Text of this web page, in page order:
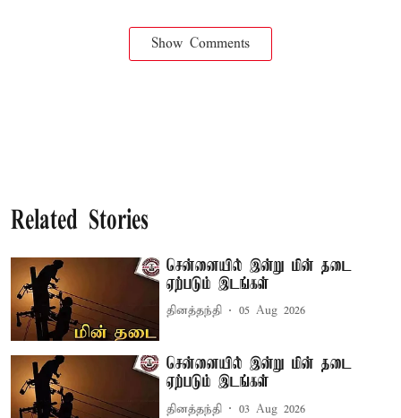
Show Comments
Related Stories
சென்னையில் இன்று மின் தடை
ஏற்படும் இடங்கள்
தினத்தந்தி 05 Aug 2026
சென்னையில் இன்று மின் தடை
ஏற்படும் இடங்கள்
தினத்தந்தி 03 Aug 2026